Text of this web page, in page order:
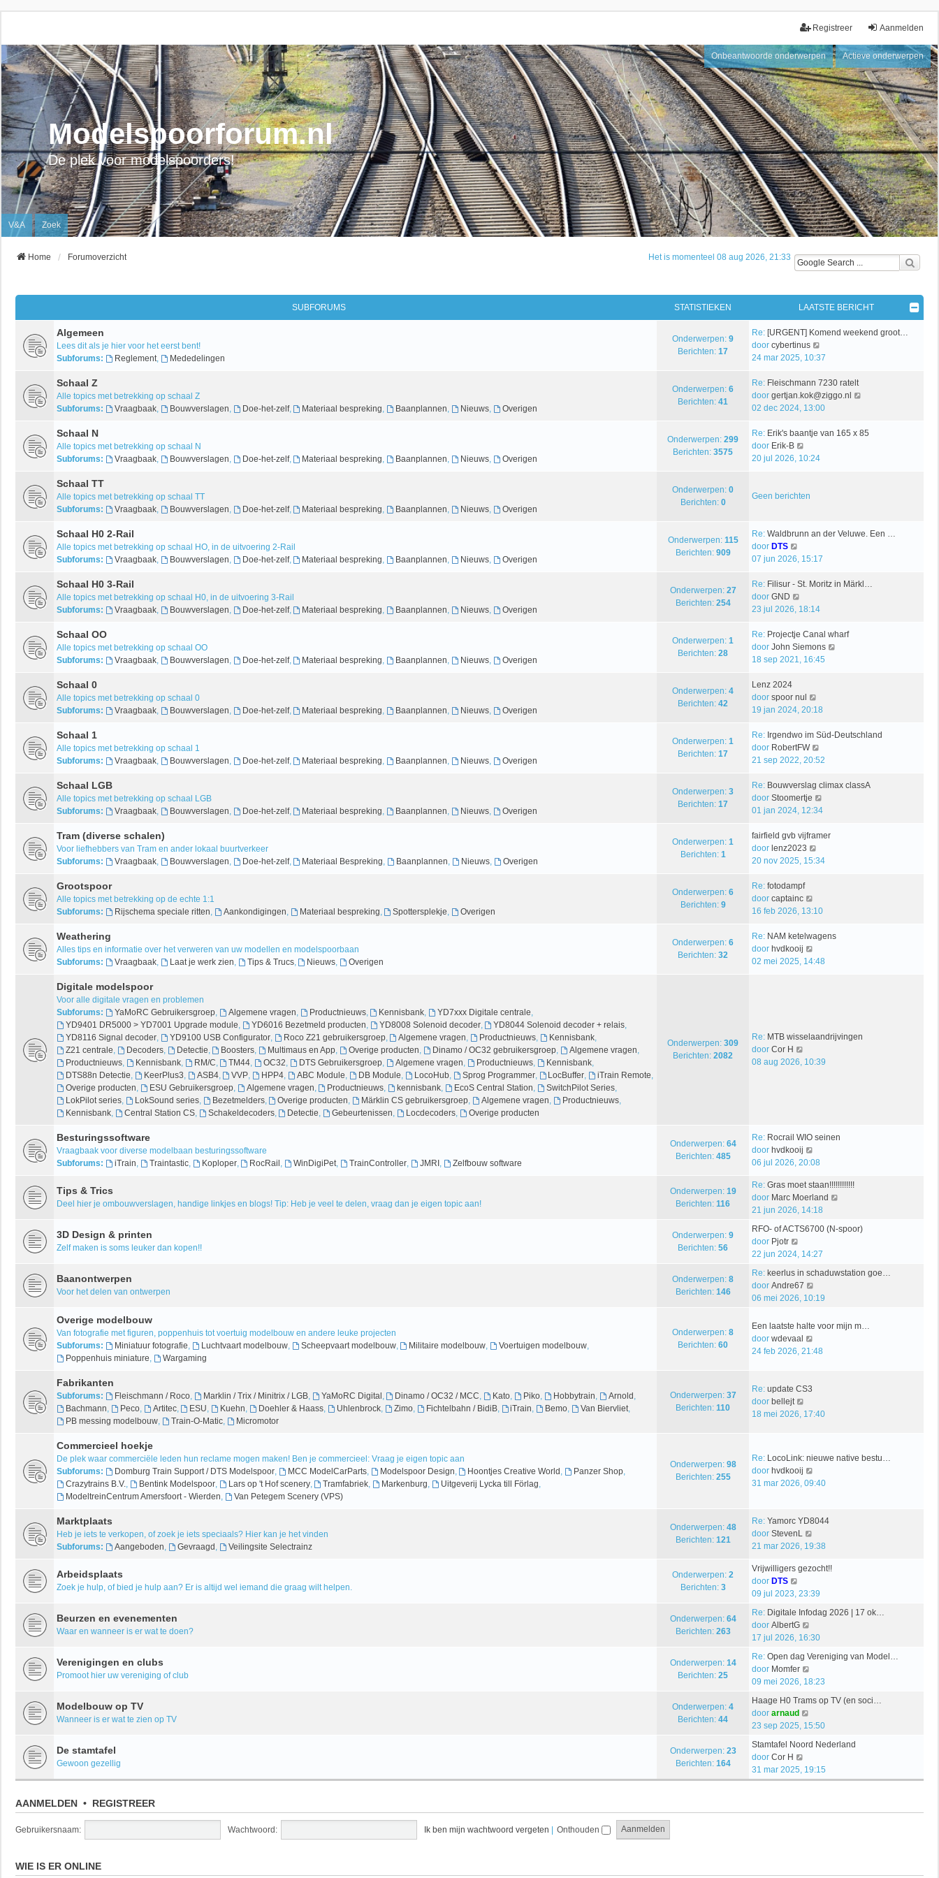
Aanmelden
Registreer
Onbeantwoorde onderwerpen Actieve onderwerpen
Modelspoorforum.nl
De plek voor modelspoorders!
V&A Zoek
Het is momenteel 08 aug 2026, 21:33
Home Forumoverzicht
SUBFORUMS STATISTIEKEN LAATSTE BERICHT
Algemeen
Lees dit als je hier voor het eerst bent!
Subforums:
Reglement, Mededelingen
Onderwerpen: 9
Berichten: 17
Re: [URGENT] Komend weekend groot…
door cybertinus
e
i
j
k
a
r
c
t
24 mar 2025, 10:37
Schaal Z
Alle topics met betrekking op schaal Z
Subforums:
Vraagbaak, Bouwverslagen, Doe-het-zelf, Materiaal bespreking, Baanplannen, Nieuws, Overigen
Onderwerpen: 6
Berichten: 41
Re: Fleischmann 7230 ratelt
door gertjan.kok@ziggo.nl
i
t
r
02 dec 2024, 13:00
Schaal N
Alle topics met betrekking op schaal N
Subforums:
Vraagbaak, Bouwverslagen, Doe-het-zelf, Materiaal bespreking, Baanplannen, Nieuws, Overigen
Onderwerpen: 299
Berichten: 3575
Re: Erik's baantje van 165 x 85
door Erik-B
e
j
a
t
t
b
r
i
c
20 jul 2026, 10:24
Schaal TT
Alle topics met betrekking op schaal TT
Subforums:
Vraagbaak, Bouwverslagen, Doe-het-zelf, Materiaal bespreking, Baanplannen, Nieuws, Overigen
Onderwerpen: 0
Berichten: 0
Geen berichten
Schaal H0 2-Rail
Alle topics met betrekking op schaal HO, in de uitvoering 2-Rail
Subforums:
Vraagbaak, Bouwverslagen, Doe-het-zelf, Materiaal bespreking, Baanplannen, Nieuws, Overigen
Onderwerpen: 115
Berichten: 909
Re: Waldbrunn an der Veluwe. Een …
door DTS
e
i
j
k
a
a
e
b
r
i
c
t
07 jun 2026, 15:17
Schaal H0 3-Rail
Alle topics met betrekking op schaal H0, in de uitvoering 3-Rail
Subforums:
Vraagbaak, Bouwverslagen, Doe-het-zelf, Materiaal bespreking, Baanplannen, Nieuws, Overigen
Onderwerpen: 27
Berichten: 254
Re: Filisur - St. Moritz in Märkl…
door GND
e
j
k
a
t
t
e
b
r
i
c
t
23 jul 2026, 18:14
Schaal OO
Alle topics met betrekking op schaal OO
Subforums:
Vraagbaak, Bouwverslagen, Doe-het-zelf, Materiaal bespreking, Baanplannen, Nieuws, Overigen
Onderwerpen: 1
Berichten: 28
Re: Projectje Canal wharf
door John Siemons
a
t
18 sep 2021, 16:45
Schaal 0
Alle topics met betrekking op schaal 0
Subforums:
Vraagbaak, Bouwverslagen, Doe-het-zelf, Materiaal bespreking, Baanplannen, Nieuws, Overigen
Onderwerpen: 4
Berichten: 42
Lenz 2024
door spoor nul
e
i
j
k
a
a
t
t
b
c
t
19 jan 2024, 20:18
Schaal 1
Alle topics met betrekking op schaal 1
Subforums:
Vraagbaak, Bouwverslagen, Doe-het-zelf, Materiaal bespreking, Baanplannen, Nieuws, Overigen
Onderwerpen: 1
Berichten: 17
Re: Irgendwo im Süd-Deutschland
door RobertFW
e
i
j
k
a
t
b
r
c
21 sep 2022, 20:52
Schaal LGB
Alle topics met betrekking op schaal LGB
Subforums:
Vraagbaak, Bouwverslagen, Doe-het-zelf, Materiaal bespreking, Baanplannen, Nieuws, Overigen
Onderwerpen: 3
Berichten: 17
Re: Bouwverslag climax classA
door Stoomertje
e
i
k
t
t
b
t
01 jan 2024, 12:34
Tram (diverse schalen)
Voor liefhebbers van Tram en ander lokaal buurtverkeer
Subforums:
Vraagbaak, Bouwverslagen, Doe-het-zelf, Materiaal Bespreking, Baanplannen, Nieuws, Overigen
Onderwerpen: 1
Berichten: 1
fairfield gvb vijframer
door lenz2023
e
k
a
t
r
c
20 nov 2025, 15:34
Grootspoor
Alle topics met betrekking op de echte 1:1
Subforums:
Rijschema speciale ritten, Aankondigingen, Materiaal bespreking, Spottersplekje, Overigen
Onderwerpen: 6
Berichten: 9
Re: fotodampf
door captainc
e
i
k
t
b
t
16 feb 2026, 13:10
Weathering
Alles tips en informatie over het verweren van uw modellen en modelspoorbaan
Subforums:
Vraagbaak, Laat je werk zien, Tips & Trucs, Nieuws, Overigen
Onderwerpen: 6
Berichten: 32
Re: NAM ketelwagens
door hvdkooij
e
a
t
r
c
t
02 mei 2025, 14:48
Digitale modelspoor
Voor alle digitale vragen en problemen
Subforums:
YaMoRC Gebruikersgroep, Algemene vragen, Productnieuws, Kennisbank, YD7xxx Digitale centrale,
YD9401 DR5000 > YD7001 Upgrade module, YD6016 Bezetmeld producten, YD8008 Solenoid decoder, YD8044 Solenoid decoder + relais,
YD8116 Signal decoder, YD9100 USB Configurator, Roco Z21 gebruikersgroep, Algemene vragen, Productnieuws, Kennisbank,
Z21 centrale, Decoders, Detectie, Boosters, Multimaus en App, Overige producten, Dinamo / OC32 gebruikersgroep, Algemene vragen,
Productnieuws, Kennisbank, RM/C, TM44, OC32, DTS Gebruikersgroep, Algemene vragen, Productnieuws, Kennisbank,
DTS88n Detectie, KeerPlus3, ASB4, VVP, HPP4, ABC Module, DB Module, LocoHub, Sprog Programmer, LocBuffer, iTrain Remote,
Overige producten, ESU Gebruikersgroep, Algemene vragen, Productnieuws, kennisbank, EcoS Central Station, SwitchPilot Series,
LokPilot series, LokSound series, Bezetmelders, Overige producten, Märklin CS gebruikersgroep, Algemene vragen, Productnieuws,
Kennisbank, Central Station CS, Schakeldecoders, Detectie, Gebeurtenissen, Locdecoders, Overige producten
Onderwerpen: 309
Berichten: 2082
Re: MTB wisselaandrijvingen
door Cor H
e
a
a
t
t
e
b
e
i
h
08 aug 2026, 10:39
Besturingssoftware
Vraagbaak voor diverse modelbaan besturingssoftware
Subforums:
iTrain, Traintastic, Koploper, RocRail, WinDigiPet, TrainController, JMRI, Zelfbouw software
Onderwerpen: 64
Berichten: 485
Re: Rocrail WIO seinen
door hvdkooij
e
i
j
k
l
a
s
e
e
i
06 jul 2026, 20:08
Tips & Trics
Deel hier je ombouwverslagen, handige linkjes en blogs! Tip: Heb je veel te delen, vraag dan je eigen topic aan!
Onderwerpen: 19
Berichten: 116
Re: Gras moet staan!!!!!!!!!!!!
door Marc Moerland
i
l
s
21 jun 2026, 14:18
3D Design & printen
Zelf maken is soms leuker dan kopen!!
Onderwerpen: 9
Berichten: 56
RFO- of ACTS6700 (N-spoor)
door Pjotr
e
i
j
k
a
a
t
e
b
e
c
h
t
22 jun 2024, 14:27
Baanontwerpen
Voor het delen van ontwerpen
Onderwerpen: 8
Berichten: 146
Re: keerlus in schaduwstation goe…
door Andre67
e
i
k
s
e
i
t
06 mei 2026, 10:19
Overige modelbouw
Van fotografie met figuren, poppenhuis tot voertuig modelbouw en andere leuke projecten
Subforums:
Miniatuur fotografie, Luchtvaart modelbouw, Scheepvaart modelbouw, Militaire modelbouw, Voertuigen modelbouw,
Poppenhuis miniature, Wargaming
Onderwerpen: 8
Berichten: 60
Een laatste halte voor mijn m…
door wdevaal
e
l
s
e
r
c
h
24 feb 2026, 21:48
Fabrikanten
Subforums: Fleischmann / Roco, Marklin / Trix / Minitrix / LGB, YaMoRC Digital, Dinamo / OC32 / MCC, Kato, Piko, Hobbytrain, Arnold,
Bachmann, Peco, Artitec, ESU, Kuehn, Doehler & Haass, Uhlenbrock, Zimo, Fichtelbahn / BidiB, iTrain, Bemo, Van Biervliet,
PB messing modelbouw, Train-O-Matic, Micromotor
Onderwerpen: 37
Berichten: 110
Re: update CS3
door bellejt
e
k
l
a
s
t
e
b
r
c
h
t
18 mei 2026, 17:40
Commercieel hoekje
De plek waar commerciële leden hun reclame mogen maken! Ben je commercieel: Vraag je eigen topic aan
Subforums:
Domburg Train Support / DTS Modelspoor, MCC ModelCarParts, Modelspoor Design, Hoontjes Creative World, Panzer Shop,
Crazytrains B.V., Bentink Modelspoor, Lars op 't Hof scenery, Tramfabriek, Markenburg, Uitgeverij Lycka till Förlag,
ModeltreinCentrum Amersfoort - Wierden, Van Petegem Scenery (VPS)
Onderwerpen: 98
Berichten: 255
Re: LocoLink: nieuwe native bestu…
door hvdkooij
e
j
l
a
s
t
b
r
c
h
31 mar 2026, 09:40
Marktplaats
Heb je iets te verkopen, of zoek je iets speciaals? Hier kan je het vinden
Subforums:
Aangeboden, Gevraagd, Veilingsite Selectrainz
Onderwerpen: 48
Berichten: 121
Re: Yamorc YD8044
door StevenL
e
i
k
l
a
s
e
b
r
c
t
21 mar 2026, 19:38
Arbeidsplaats
Zoek je hulp, of bied je hulp aan? Er is altijd wel iemand die graag wilt helpen.
Onderwerpen: 2
Berichten: 3
Vrijwilligers gezocht!!
door DTS
e
i
j
k
l
a
a
s
t
e
b
e
r
i
09 jul 2023, 23:39
Beurzen en evenementen
Waar en wanneer is er wat te doen?
Onderwerpen: 64
Berichten: 263
Re: Digitale Infodag 2026 | 17 ok…
door AlbertG
e
i
k
l
a
s
e
r
17 jul 2026, 16:30
Verenigingen en clubs
Promoot hier uw vereniging of club
Onderwerpen: 14
Berichten: 25
Re: Open dag Vereniging van Model…
door Momfer
e
i
k
l
a
t
09 mei 2026, 18:23
Modelbouw op TV
Wanneer is er wat te zien op TV
Onderwerpen: 4
Berichten: 44
Haage H0 Trams op TV (en soci…
door arnaud
e
i
k
a
b
23 sep 2025, 15:50
De stamtafel
Gewoon gezellig
Onderwerpen: 23
Berichten: 164
Stamtafel Noord Nederland
door Cor H
e
k
31 mar 2025, 19:15
AANMELDEN • REGISTREER
Gebruikersnaam: Wachtwoord: Ik ben mijn wachtwoord vergeten | Onthouden
WIE IS ER ONLINE